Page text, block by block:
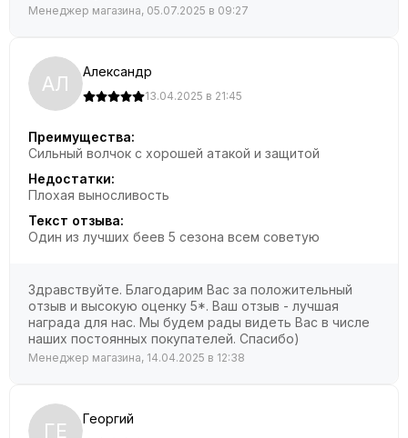
Менеджер магазина, 05.07.2025 в 09:27
АЛ Александр
13.04.2025 в 21:45
Преимущества:
Сильный волчок с хорошей атакой и защитой
Недостатки:
Плохая выносливость
Текст отзыва:
Один из лучших беев 5 сезона всем советую
Здравствуйте. Благодарим Вас за положительный
отзыв и высокую оценку 5*. Ваш отзыв - лучшая
награда для нас. Мы будем рады видеть Вас в числе
наших постоянных покупателей. Спасибо)
Менеджер магазина, 14.04.2025 в 12:38
ГЕ Георгий